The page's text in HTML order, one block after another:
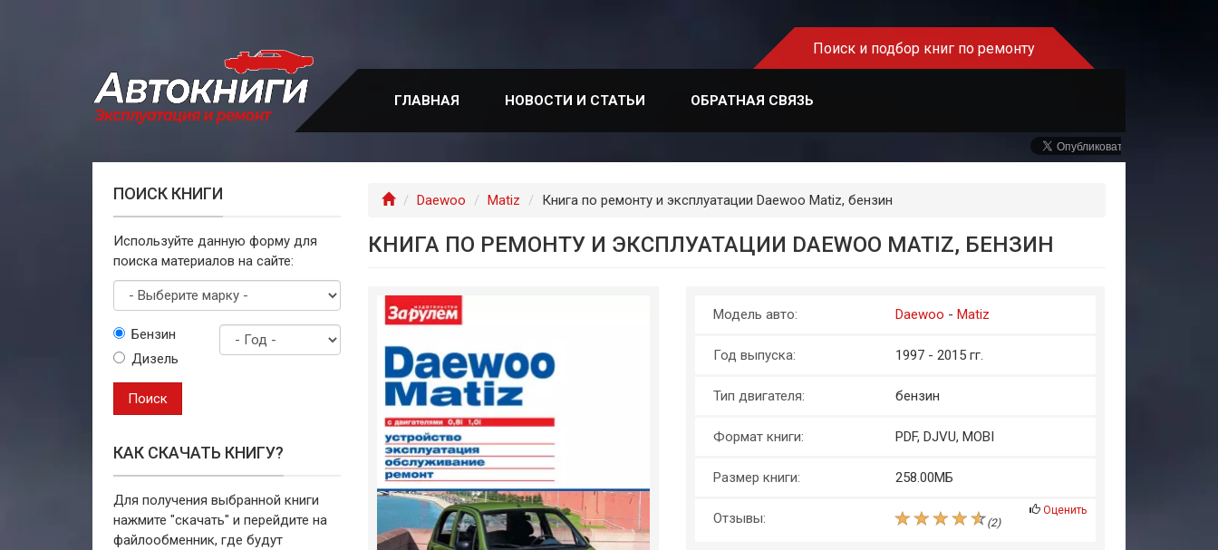
Поиск и подбор книг по ремонту
ГЛАВНАЯ НОВОСТИ И СТАТЬИ ОБРАТНАЯ СВЯЗЬ
ГлавнаяDaewoo Matiz Книга по ремонту и эксплуатации Daewoo Matiz, бензин
КНИГА ПО РЕМОНТУ И ЭКСПЛУАТАЦИИ DAEWOO MATIZ, БЕНЗИН
Модель авто: Daewoo -Matiz
Год выпуска: 1997 - 2015 гг.
Тип двигателя: бензин
Формат книги: PDF, DJVU, MOBI
Размер книги: 258.00МБ
Отзывы: (2)
Оценить
ПОИСК КНИГИ
Используйте данную форму для
поиска материалов на сайте:
маркуБензин
Дизель
Поиск
КАК СКАЧАТЬ КНИГУ?
Для получения выбранной книги
нажмите "скачать" и перейдите на
файлообменник, где будут